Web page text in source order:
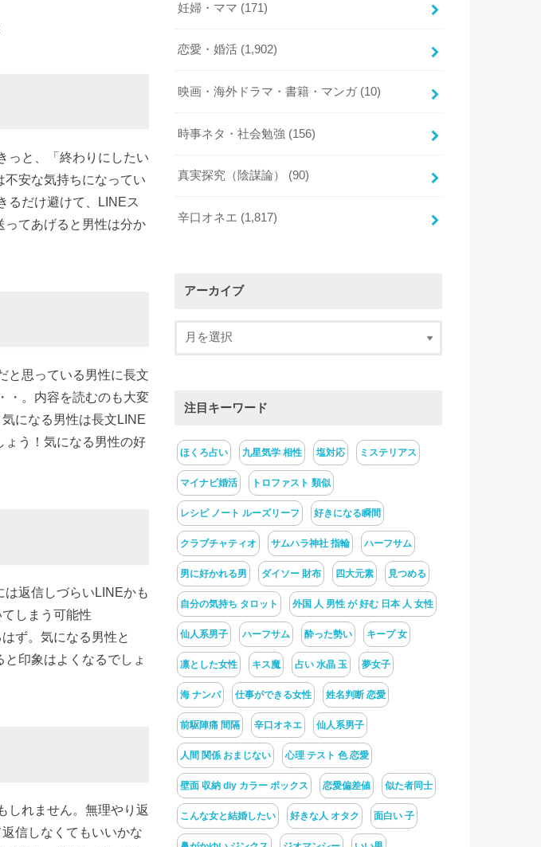
っと、「終わりにしたい
安な気持ちになってい
るだけ避けて、LINEス
ってあげると男性は分か
と思っている男性に長文
・。内容を読むのも大変
になる男性は長文LINE
ょう！気になる男性の好
は返信しづらいLINEかも
しまう可能性
ず。気になる男性と
印象はよくなるでしょ
しれません。無理やり返
信しなくてもいいかな
妊婦・ママ (171)
恋愛・婚活 (1,902)
映画・海外ドラマ・書籍・マンガ (10)
時事ネタ・社会勉強 (156)
真実探究（陰謀論） (90)
辛口オネエ (1,817)
アーカイブ
注目キーワード
ほくろ占い 九星気学 相性 塩対応 ミステリアス
マイナビ婚活 トロファスト 類似
レシピ ノート ルーズリーフ 好きになる瞬間
クラブチャティオ サムハラ神社 指輪 ハーフサム
男に好かれる男 ダイソー 財布 四大元素 見つめる
自分の気持ち タロット 外国 人 男性 が 好む 日本 人 女性
仙人系男子 ハーフサム 酔った勢い キープ 女
凛とした女性 キス魔 占い 水晶 玉 夢女子
海 ナンパ 仕事ができる女性 姓名判断 恋愛
前駆陣痛 間隔 辛口オネエ 仙人系男子
人間 関係 おまじない 心理 テスト 色 恋愛
壁面 収納 diy カラー ボックス 恋愛偏差値 似た者同士
こんな女と結婚したい 好きな人 オタク 面白い 子